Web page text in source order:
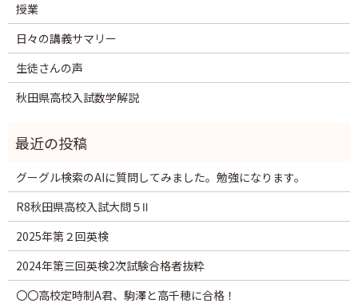
授業
日々の講義サマリー
生徒さんの声
秋田県高校入試数学解説
グーグル検索のAIに質問してみました。勉強になります。
R8秋田県高校入試大問５Ⅱ
2025年第２回英検
2024年第三回英検2次試験合格者抜粋
〇〇高校定時制A君、駒澤と高千穂に合格！